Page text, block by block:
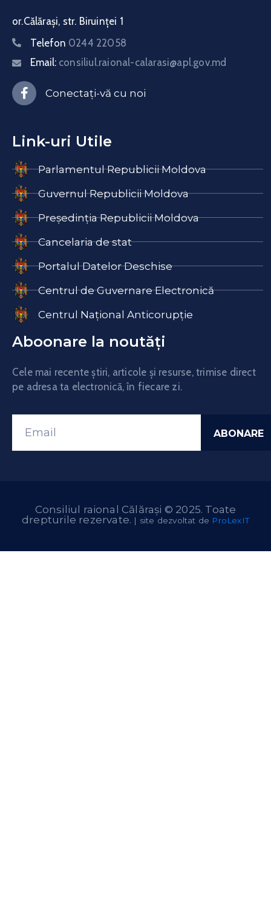
or.Călărași, str. Biruinței 1
Telefon 0244 22058
Email: consiliul.raional-calarasi@apl.gov.md
Conectați-vă cu noi
Link-uri Utile
Parlamentul Republicii Moldova
Guvernul Republicii Moldova
Președinția Republicii Moldova
Cancelaria de stat
Portalul Datelor Deschise
Centrul de Guvernare Electronică
Centrul Național Anticorupție
Aboonare la noutăți
Cele mai recente știri, articole și resurse, trimise direct
pe adresa ta electronică, în fiecare zi.
Consiliul raional Călărași © 2025. Toate
drepturile rezervate. | site dezvoltat de ProLexIT